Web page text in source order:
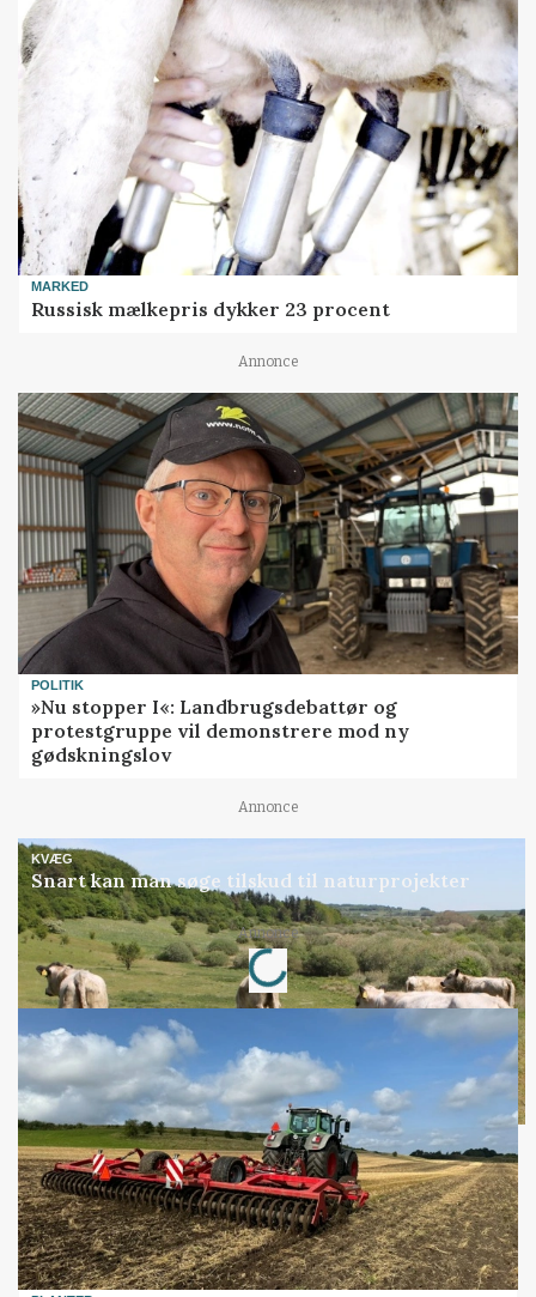
MARKED
Russisk mælkepris dykker 23 procent
Annonce
POLITIK
»Nu stopper I«: Landbrugsdebattør og
protestgruppe vil demonstrere mod ny
gødskningslov
Annonce
KVÆG
Snart kan man søge tilskud til naturprojekter
Annonce
Loading...